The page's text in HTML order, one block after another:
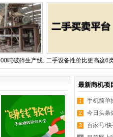
吨破碎生产线. 二手设备性价比更高这6
最新商机项
手机简单
今日头条
百家号/